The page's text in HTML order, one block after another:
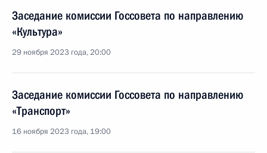
Заседание комиссии Госсовета по направлению
«Культура»
29 ноября 2023 года, 20:00
Заседание комиссии Госсовета по направлению
«Транспорт»
16 ноября 2023 года, 19:00